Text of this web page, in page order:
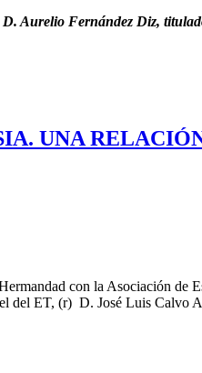
D. Aurelio Fernández Diz,
UNA
con la Asociación
del ET, (r) D. José Luis Calvo